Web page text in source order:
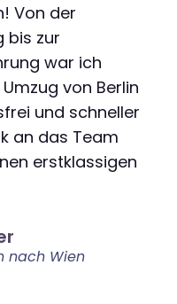
Von der
bis zur
war ich
von Berlin
und schneller
an das Team
erstklassigen
nach Wien